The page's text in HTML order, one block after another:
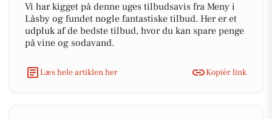
Vi har kigget på denne uges tilbudsavis fra Meny i
Låsby og fundet nogle fantastiske tilbud. Her er et
udpluk af de bedste tilbud, hvor du kan spare penge
på vine og sodavand.
Læs hele artiklen her Kopiér link